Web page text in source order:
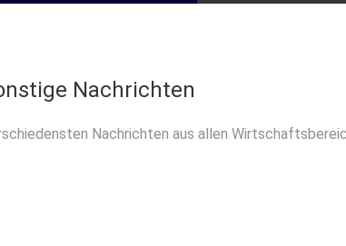
Nachrichten
Nachrichten aus allen